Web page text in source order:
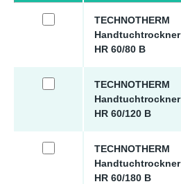
TECHNOTHERM
Handtuchtrockner
HR 60/80 B
TECHNOTHERM
Handtuchtrockner
HR 60/120 B
TECHNOTHERM
Handtuchtrockner
HR 60/180 B